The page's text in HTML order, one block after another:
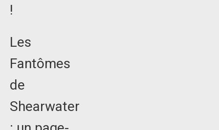
!
Les
Fantômes
de
Shearwater